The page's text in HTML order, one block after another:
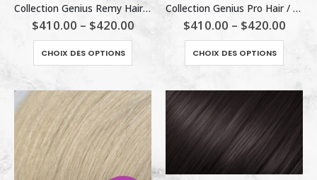
Collection Genius Remy Hair / #1001 Blond (O)
$410.00 – $420.00
CHOIX DES OPTIONS
produit
plusieurs
variations.
Les
options
peuvent
être
Collection Genius Pro Hair / T6/18 (O)
$410.00 – $420.00
CHOIX DES OPTIONS
produit
options
être